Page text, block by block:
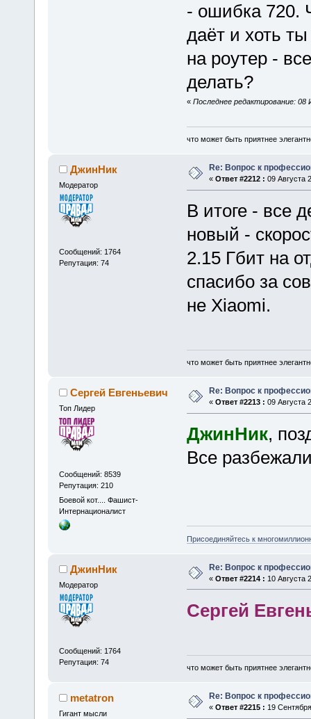
- ошибка 720.
даёт и хоть
на роутер -
делать?
« Последнее редактирование:
что может быть приятнее
ДжинНик
Модератор
Сообщений: 1764
Репутация: 74
Re: Вопрос к
« Ответ #2212 : 09 Августа
В итоге - все
новый -
2.15 Гбит на
спасибо за
не Xiaomi.
что может быть приятнее
Сергей Евгеньевич
Топ Лидер
Сообщений: 8539
Репутация: 210
Боевой кот.... Фашист-
Интернационалист
Re: Вопрос к
« Ответ #2213 : 09 Августа
ДжинНик,
Все
Присоединяйтесь к
ДжинНик
Модератор
Сообщений: 1764
Репутация: 74
Re: Вопрос к
« Ответ #2214 : 10 Августа
Сергей
что может быть приятнее
metatron
Гигант мысли
Re: Вопрос к
« Ответ #2215 : 19